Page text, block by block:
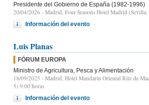
Presidente del Gobierno de España (1982-1996)
20/04/2026 - Madrid, Four Seasons Hotel Madrid
Información del evento
Luis Planas
FÓRUM EUROPA
Ministro de Agricultura, Pesca y Alimentación
18/09/2025 - Madrid, Hotel Mandarin Oriental Ritz de
5) 9:00 horas
Información del evento